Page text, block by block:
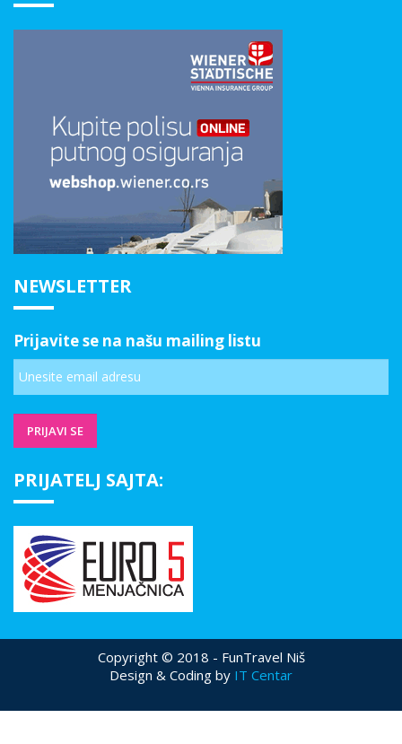
NEWSLETTER
Prijavite se na našu mailing listu
PRIJATELJ SAJTA:
Copyright © 2018 - FunTravel Niš
Design & Coding by IT Centar